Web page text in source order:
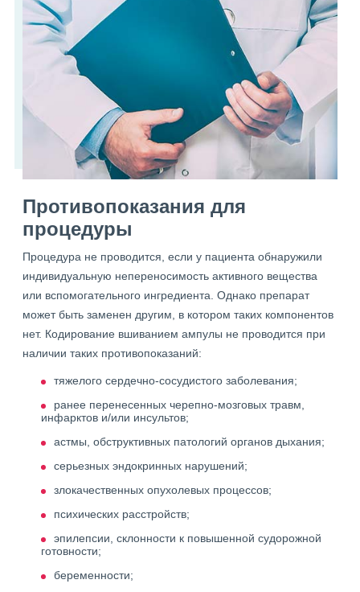
Противопоказания для
процедуры
Процедура не проводится, если у пациента обнаружили
индивидуальную непереносимость активного вещества
или вспомогательного ингредиента. Однако препарат
может быть заменен другим, в котором таких компонентов
нет. Кодирование вшиванием ампулы не проводится при
наличии таких противопоказаний:
тяжелого сердечно-сосудистого заболевания;
ранее перенесенных черепно-мозговых травм,
инфарктов и/или инсультов;
астмы, обструктивных патологий органов дыхания;
серьезных эндокринных нарушений;
злокачественных опухолевых процессов;
психических расстройств;
эпилепсии, склонности к повышенной судорожной
готовности;
беременности;